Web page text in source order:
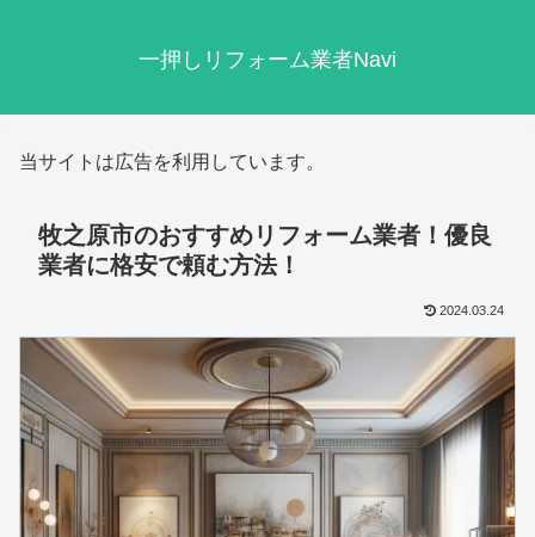
一押しリフォーム業者Navi
当サイトは広告を利用しています。
牧之原市のおすすめリフォーム業者！優良
業者に格安で頼む方法！
2024.03.24